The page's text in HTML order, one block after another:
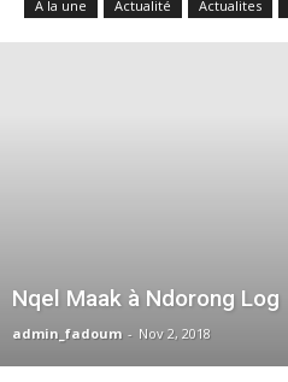
A la une Actualité Actualites
Nqel Maak à Ndorong Log
admin_fadoum - Nov 2, 2018